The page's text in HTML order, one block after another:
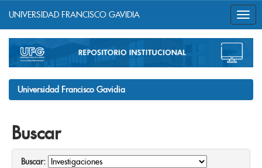
navigation
UNIVERSIDAD FRANCISCO GAVIDIA
Universidad Francisco Gavidia
Buscar
Buscar: